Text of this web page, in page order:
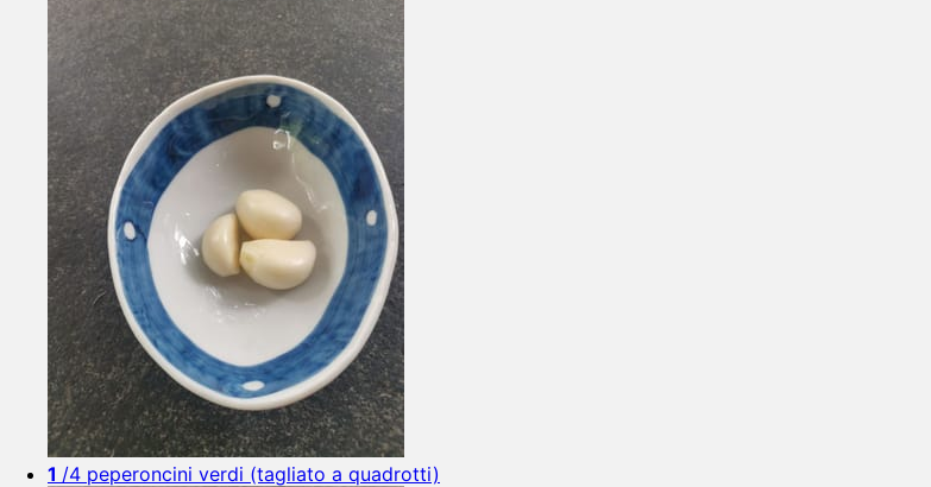
1 /4 peperoncini verdi (tagliato a quadrotti)